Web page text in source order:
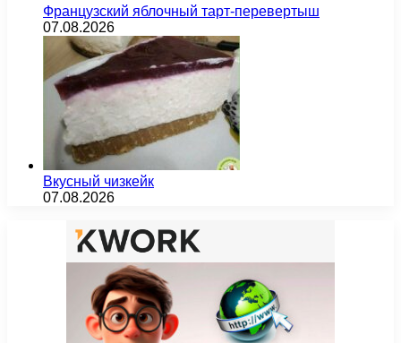
Французский яблочный тарт-перевертыш
07.08.2026
Вкусный чизкейк
07.08.2026